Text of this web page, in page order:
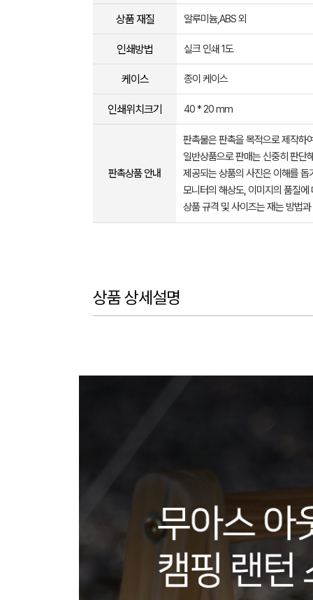
상품 재질 알루미늄,ABS 외
인쇄방법 실크 인쇄 1도
케이스 종이 케이스
인쇄위치크기 40 * 20 mm
판촉상품 안내
판촉물은 판촉을 목적으로 제작하
일반상품으로 판매는 신중히 판단
제공되는 상품의 사진은 이해를
모니터의 해상도, 이미지의 품질
상품 규격 및 사이즈는 재는 방법
상품 상세설명